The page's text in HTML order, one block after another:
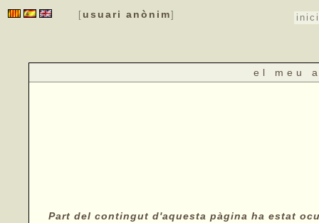
[ usuari anònim] inici
el meu
Part del contingut d'aquesta pàgina ha estat